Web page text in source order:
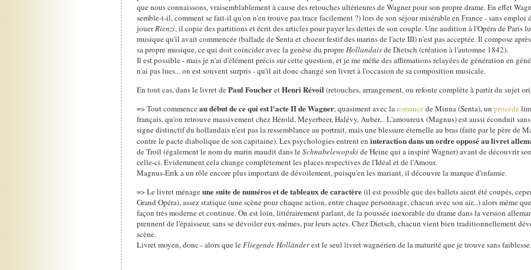
que nous connaissons, vraisemblablement à cause des retouches ultérieures de Wagner pour son propre drame. En effet
semble-t-il, comment se fait-il qu'on n'en trouve pas trace facilement ?) lors de son séjour misérable en France - sans emploi
jouerRienzi, il copie des partitions et écrit des articles pour payer les dettes de son couple. Une audition à l'Opéra de Paris
musique qu'il avait commencée (ballade de Senta et choeur festif des marins de l'acte III) n'est pas acceptée. Il compose
sa propre musique, ce qui doit coïncider avec la genèse du propreHollandaisde Dietsch (création à l'automne 1842).
Il est possible - mais je n'ai d'élément précis sur cette question, et je me méfie des affirmations relayées de génération en
n'ai pas lues... on est souvent surpris - qu'il ait donc changé son livret à l'occasion de sa composition musicale.
En tout cas, dans le livret dePaul FoucheretHenri Révoil(retouches, arrangement, ou refonte complète à partir du sujet
=> Tout commenceau début de ce qui est l'acte II de Wagner, quasiment avec laromancede Minna (Senta), unprocédé
français, qu'on retrouve massivement chez Hérold, Meyerbeer, Halévy, Auber... L'amoureux (Magnus) est aussi éconduit
signe distinctif du hollandais n'est pas la ressemblance au portrait, mais une blessure éternelle au bras (faite par le père de
contre le pacte diabolique de son capitaine). Les psychologies entrent eninteraction dans un ordre opposé au livret
de Troïl (également le nom du marin maudit dans leSchnabelewopskide Heine qui a inspiré Wagner) avant de découvrir
celle-ci. Evidemment cela change complètement les places respectives de l'Idéal et de l'Amour.
Magnus-Erik a un rôle encore plus important de dévoilement, puisqu'en les mariant, il découvre la marque d'infamie.
=> Le livret ménageune suite de numéros et de tableaux de caractère(il est possible que des ballets aient été coupés,
Grand Opéra), assez statique (une scène pour chaque action, entre chaque personnage, chacun avec son air...) alors même
façon très moderne et continue. On est loin, littérairement parlant, de la poussée inexorable du drame dans la version
prennent de l'épaisseur, sans se dévoiler eux-mêmes, par leurs actes. Chez Dietsch, chacun vient bien traditionnellement
scène.
Livret moyen, donc - alors que leFliegende Holländerest le seul livret wagnérien de la maturité que je trouve sans faiblesse.